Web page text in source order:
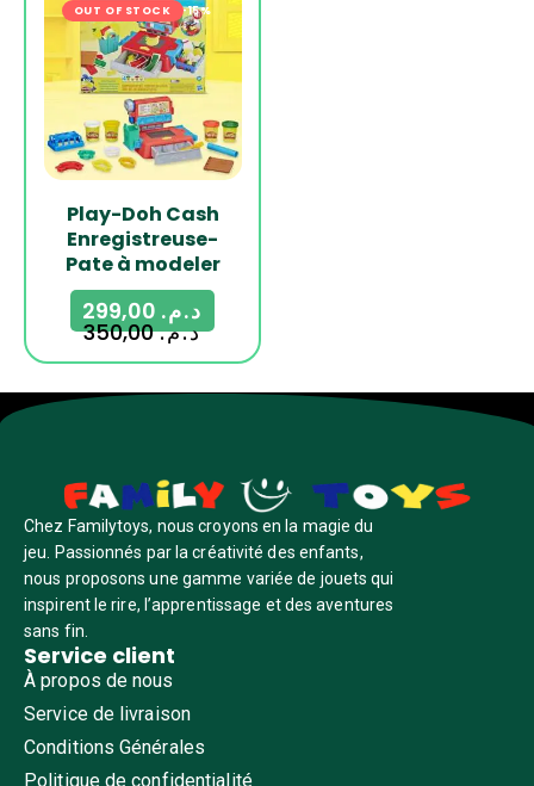
OUT OF STOCK -15%
Play-Doh Cash
Enregistreuse-
Pate à modeler
د.م.350,00
د.م.
Chez Familytoys, nous croyons en la magie du
jeu. Passionnés par la créativité des enfants,
nous proposons une gamme variée de jouets qui
inspirent le rire, l’apprentissage et des aventures
sans fin.
Service client
À propos de nous
Service de livraison
Conditions Générales
Politique de confidentialité